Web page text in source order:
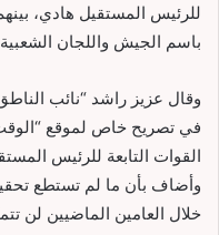
للرئيس المستقيل هادي،
باسم الجيش واللجان
وقال عزيز راشد “نائب
في تصريح خاص لموقع
القوات التابعة للرئيس
وأضاف بأن ما لم تستطع
خلال العامين الماضيين لن